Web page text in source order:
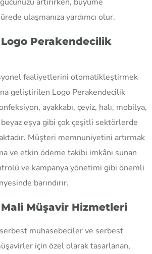
ulaşmanıza yardımcı olur.
Perakendecilik
faaliyetlerini otomatikleştirmek
geliştirilen Logo Perakendecilik
ayakkabı, çeyiz, halı, mobilya,
eşya gibi çok çeşitli sektörlerde
Müşteri memnuniyetini artırmak
ve etkin ödeme takibi imkânı sunan
ve kampanya yönetimi gibi önemli
barındırır.
Müşavir Hizmetleri
muhasebeciler ve serbest
için özel olarak tasarlanan,